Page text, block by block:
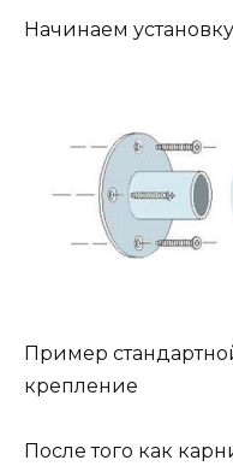
Начинаем установку
Пример
крепление
После того как